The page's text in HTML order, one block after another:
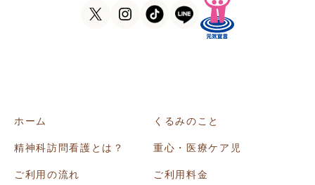
ホーム くるみのこと
精神科訪問看護とは？ 重心・医療ケア児
ご利用の流れ ご利用料金